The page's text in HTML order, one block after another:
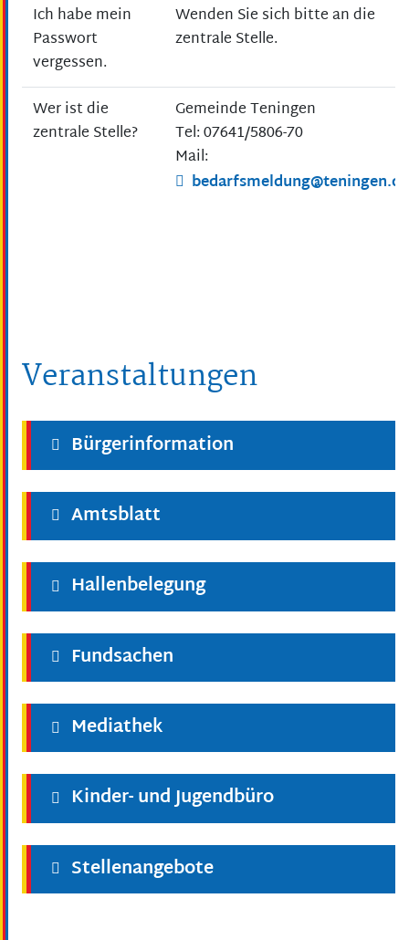
Ich habe mein
Passwort
vergessen.
Wenden Sie sich bitte an die
zentrale Stelle.
Wer ist die
zentrale Stelle?
Gemeinde Teningen
Tel: 07641/5806-70
Mail:
bedarfsmeldung@teningen.de
Veranstaltungen
Bürgerinformation
Amtsblatt
Hallenbelegung
Fundsachen
Mediathek
Kinder- und Jugendbüro
Stellenangebote